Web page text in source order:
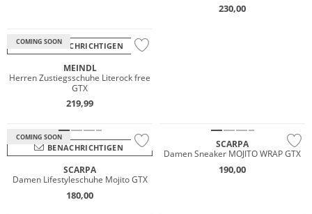
230,00
COMING SOONBENACHRICHTIGEN
MEINDL
Herren Zustiegsschuhe Literock free
GTX
219,99
COMING SOON
Wasserfest
BENACHRICHTIGEN
SCARPA
Damen Lifestyleschuhe Mojito GTX
180,00
SCARPA
Damen Sneaker MOJITO WRAP GTX
190,00
NEU